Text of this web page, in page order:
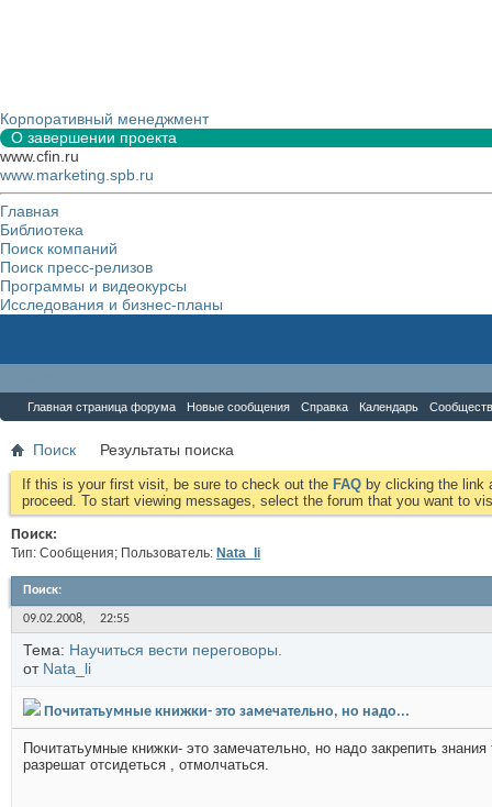
Корпоративный менеджмент
О завершении проекта
www.cfin.ru
www.marketing.spb.ru
Главная
Библиотека
Поиск компаний
Поиск пресс-релизов
Программы и видеокурсы
Исследования и бизнес-планы
Главная страница форума Новые сообщения Справка Календарь
Поиск Результаты поиска
If this is your first visit, be sure to check out the FAQ by clicking the link
proceed. To start viewing messages, select the forum that you want to
Поиск:
Тип: Сообщения; Пользователь: Nata_li
Поиск:
09.02.2008, 22:55
Тема: Научиться вести переговоры.
от Nata_li
Почитатьумные книжки- это замечательно, но надо...
Почитатьумные книжки- это замечательно, но надо закрепить
разрешат отсидеться , отмолчаться.